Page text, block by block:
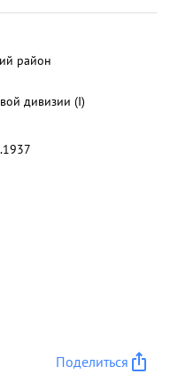
район
дивизии (I)
Поделиться